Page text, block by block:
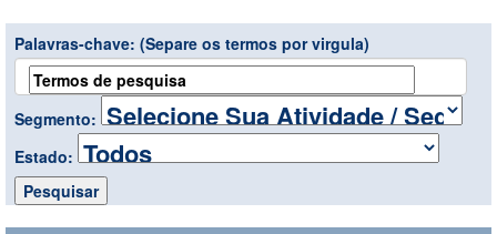
Palavras-chave: (Separe os termos por virgula)
Segmento:
Estado: